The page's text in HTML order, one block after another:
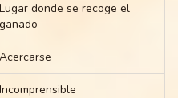
Lugar donde se recoge el
ganado
Acercarse
Incomprensible